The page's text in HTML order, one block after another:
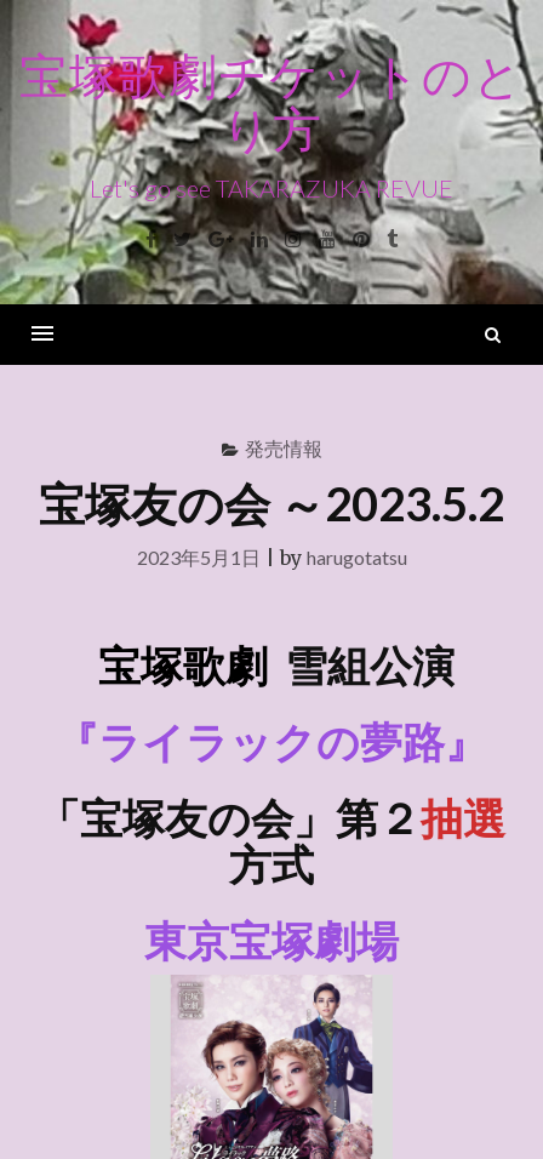
ン
ス
キ
ッ
宝塚歌劇チケットのと
り方
Let's go see TAKARAZUKA REVUE
Facebook
TwitterGoogle+LinkedinInstagram
YoutubePinterest
Tumblr
発売情報
宝塚友の会 ～2023.5.2
2023年5月1日 |by harugotatsu
宝塚歌劇 雪組公演
『ライラックの夢路』
「宝塚友の会」第２抽選
方式
東京宝塚劇場